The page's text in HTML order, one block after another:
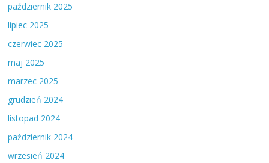
październik 2025
lipiec 2025
czerwiec 2025
maj 2025
marzec 2025
grudzień 2024
listopad 2024
październik 2024
wrzesień 2024